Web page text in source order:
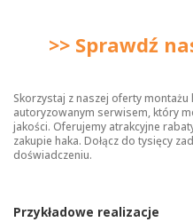
>> Sprawdź
Skorzystaj z naszej oferty montażu
autoryzowanym serwisem, który
jakości. Oferujemy atrakcyjne
zakupie haka. Dołącz do tysięcy
doświadczeniu.
Przykładowe realizacje